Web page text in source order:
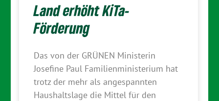
Land erhöht KiTa-
Förderung
Das von der GRÜNEN Ministerin
Josefine Paul Familienministerium hat
trotz der mehr als angespannten
Haushaltslage die Mittel für den